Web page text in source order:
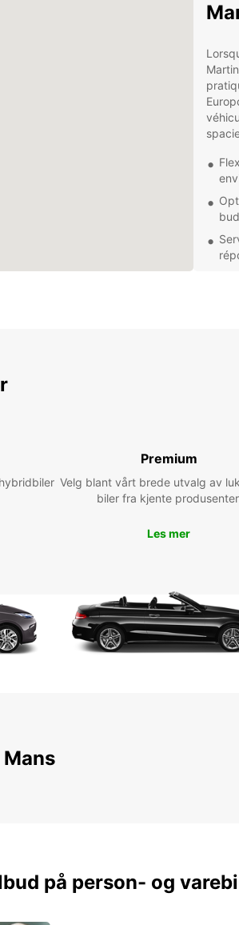
Premium
Velg blant vårt brede utvalg av
biler fra kjente
Les mer
på person- og